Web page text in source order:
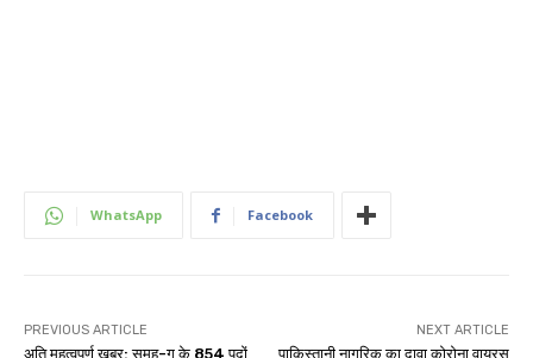
WhatsApp Facebook
PREVIOUS ARTICLE
अति महत्वपूर्ण खबर: समूह-ग के 854 पदों
NEXT ARTICLE
पाकिस्तानी नागरिक का दावा कोरोना वायरस